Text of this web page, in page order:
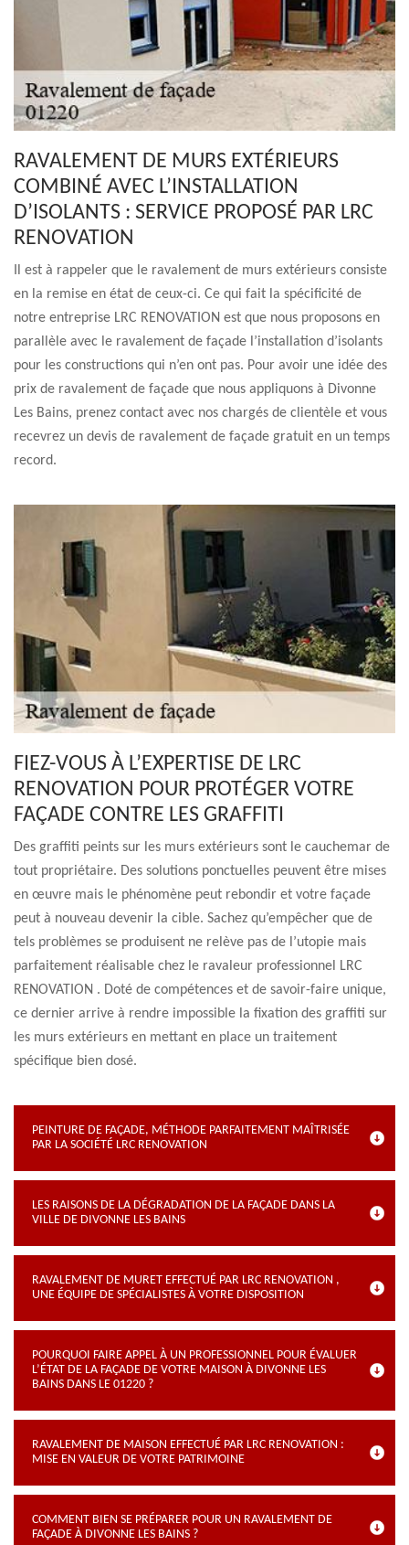
RAVALEMENT DE MURS EXTÉRIEURS
COMBINÉ AVEC L’INSTALLATION
D’ISOLANTS : SERVICE PROPOSÉ PAR LRC
RENOVATION
Il est à rappeler que le ravalement de murs extérieurs consiste
en la remise en état de ceux-ci. Ce qui fait la spécificité de
notre entreprise LRC RENOVATION est que nous proposons en
parallèle avec le ravalement de façade l’installation d’isolants
pour les constructions qui n’en ont pas. Pour avoir une idée des
prix de ravalement de façade que nous appliquons à Divonne
Les Bains, prenez contact avec nos chargés de clientèle et vous
recevrez un devis de ravalement de façade gratuit en un temps
record.
FIEZ-VOUS À L’EXPERTISE DE LRC
RENOVATION POUR PROTÉGER VOTRE
FAÇADE CONTRE LES GRAFFITI
Des graffiti peints sur les murs extérieurs sont le cauchemar de
tout propriétaire. Des solutions ponctuelles peuvent être mises
en œuvre mais le phénomène peut rebondir et votre façade
peut à nouveau devenir la cible. Sachez qu’empêcher que de
tels problèmes se produisent ne relève pas de l’utopie mais
parfaitement réalisable chez le ravaleur professionnel LRC
RENOVATION . Doté de compétences et de savoir-faire unique,
ce dernier arrive à rendre impossible la fixation des graffiti sur
les murs extérieurs en mettant en place un traitement
spécifique bien dosé.
PEINTURE DE FAÇADE, MÉTHODE PARFAITEMENT MAÎTRISÉE
PAR LA SOCIÉTÉ LRC RENOVATION
LES RAISONS DE LA DÉGRADATION DE LA FAÇADE DANS LA
VILLE DE DIVONNE LES BAINS
RAVALEMENT DE MURET EFFECTUÉ PAR LRC RENOVATION ,
UNE ÉQUIPE DE SPÉCIALISTES À VOTRE DISPOSITION
POURQUOI FAIRE APPEL À UN PROFESSIONNEL POUR ÉVALUER
L’ÉTAT DE LA FAÇADE DE VOTRE MAISON À DIVONNE LES
BAINS DANS LE 01220 ?
RAVALEMENT DE MAISON EFFECTUÉ PAR LRC RENOVATION :
MISE EN VALEUR DE VOTRE PATRIMOINE
COMMENT BIEN SE PRÉPARER POUR UN RAVALEMENT DE
FAÇADE À DIVONNE LES BAINS ?